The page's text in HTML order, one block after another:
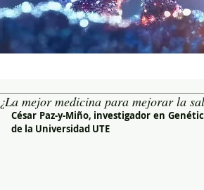
¿La mejor medicina para mejorar la
César Paz-y-Miño, investigador en
de la Universidad UTE